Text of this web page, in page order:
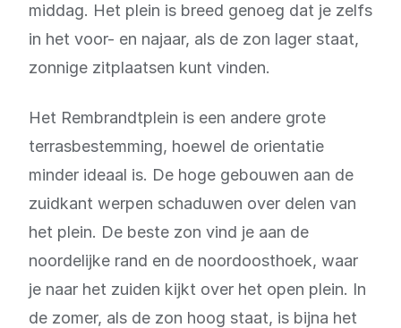
middag. Het plein is breed genoeg dat je zelfs
in het voor- en najaar, als de zon lager staat,
zonnige zitplaatsen kunt vinden.
Het Rembrandtplein is een andere grote
terrasbestemming, hoewel de orientatie
minder ideaal is. De hoge gebouwen aan de
zuidkant werpen schaduwen over delen van
het plein. De beste zon vind je aan de
noordelijke rand en de noordoosthoek, waar
je naar het zuiden kijkt over het open plein. In
de zomer, als de zon hoog staat, is bijna het